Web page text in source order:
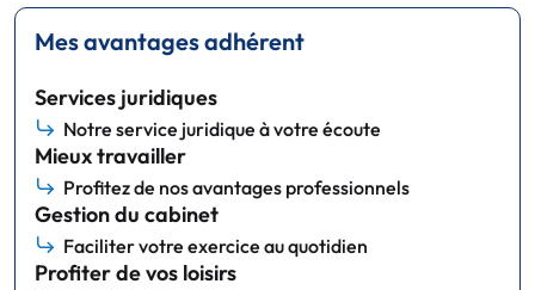
Mes avantages adhérent
Services juridiques
Notre service juridique à votre écoute
Mieux travailler
Profitez de nos avantages professionnels
Gestion du cabinet
Faciliter votre exercice au quotidien
Profiter de vos loisirs